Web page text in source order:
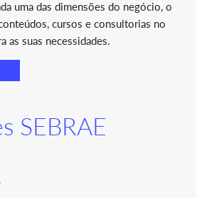
uma das dimensões do negócio, o
cursos e consultorias no
as suas necessidades.
SEBRAE